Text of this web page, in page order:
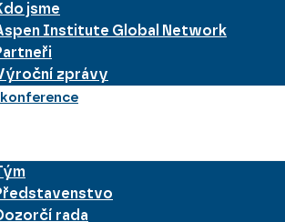
jsme
Institute Global Network
zprávy
rada